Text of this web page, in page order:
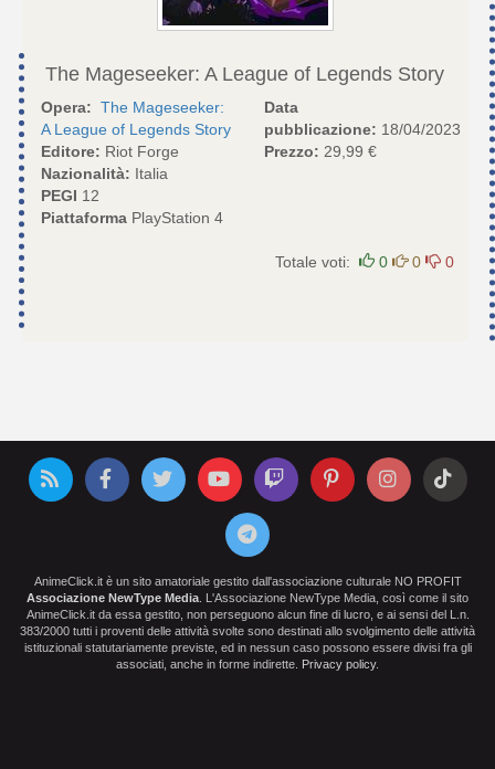
The Mageseeker: A League of Legends Story
Opera: The Mageseeker:
A League of Legends Story
Editore: Riot Forge
Nazionalità: Italia
PEGI 12
Piattaforma PlayStation 4
Data
pubblicazione: 18/04/2023
Prezzo: 29,99 €
Totale voti: 0 0 0
AnimeClick.it è un sito amatoriale gestito dall'associazione culturale NO PROFIT
Associazione NewType Media . L'Associazione NewType Media, così come il sito
AnimeClick.it da essa gestito, non perseguono alcun fine di lucro, e ai sensi del L.n.
383/2000 tutti i proventi delle attività svolte sono destinati allo svolgimento delle attività
istituzionali statutariamente previste, ed in nessun caso possono essere divisi fra gli
associati, anche in forme indirette. Privacy policy.